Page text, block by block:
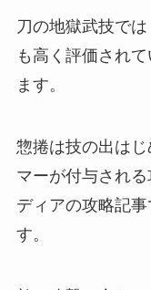
刀の地獄武技で
も高く評価され
ます。
惣捲は技の出は
マーが付与され
ディアの攻略記
す。